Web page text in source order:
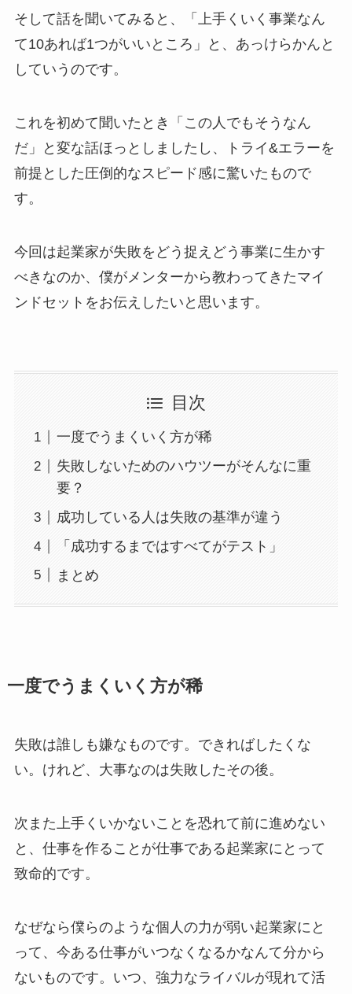
そして話を聞いてみると、「上手くいく事業なん
て10あれば1つがいいところ」と、あっけらかんと
していうのです。
これを初めて聞いたとき「この人でもそうなん
だ」と変な話ほっとしましたし、トライ&エラーを
前提とした圧倒的なスピード感に驚いたもので
す。
今回は起業家が失敗をどう捉えどう事業に生かす
べきなのか、僕がメンターから教わってきたマイ
ンドセットをお伝えしたいと思います。
目次
一度でうまくいく方が稀
失敗しないためのハウツーがそんなに重
要？
成功している人は失敗の基準が違う
「成功するまではすべてがテスト」
まとめ
一度でうまくいく方が稀
失敗は誰しも嫌なものです。できればしたくな
い。けれど、大事なのは失敗したその後。
次また上手くいかないことを恐れて前に進めない
と、仕事を作ることが仕事である起業家にとって
致命的です。
なぜなら僕らのような個人の力が弱い起業家にと
って、今ある仕事がいつなくなるかなんて分から
ないものです。いつ、強力なライバルが現れて活